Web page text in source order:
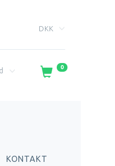
DKK
0
KONTAKT